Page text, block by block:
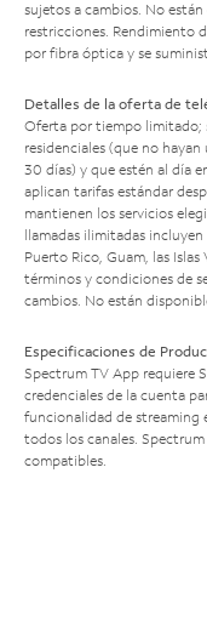
sujetos a cambios. No
restricciones. Rendimiento
por fibra óptica y se
Detalles de la oferta de
Oferta por tiempo limitado;
residenciales (que no
30 días) y que estén al día
aplican tarifas estándar
mantienen los servicios
llamadas ilimitadas
Puerto Rico, Guam, las
términos y condiciones de
cambios. No están
Especificaciones de
Spectrum TV App requiere
credenciales de la cuenta
funcionalidad de streaming
todos los canales.
compatibles.